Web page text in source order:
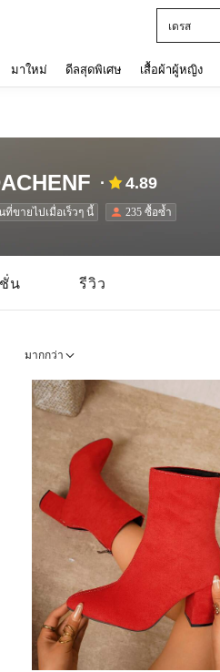
เดรส
มาใหม่ ดีลสุดพิเศษ เสื้อผ้าผู้หญิง
4.89
ที่ขายไปเมื่อเร็วๆ นี้ 235 ซื้อซ้ำ
น รีวิว
มากกว่า